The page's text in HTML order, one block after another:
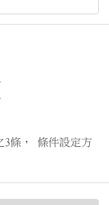
條， 條件設定方